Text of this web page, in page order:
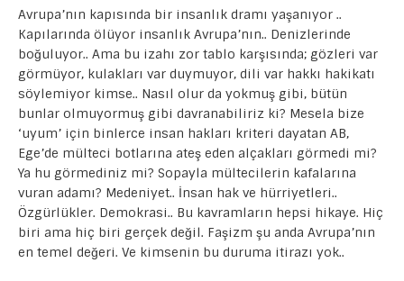
k er
Avrupa’nın kapısında bir insanlık dramı yaşanıyor ..
Kapılarında ölüyor insanlık Avrupa’nın.. Denizlerinde
boğuluyor.. Ama bu izahı zor tablo karşısında; gözleri var
görmüyor, kulakları var duymuyor, dili var hakkı hakikatı
söylemiyor kimse.. Nasıl olur da yokmuş gibi, bütün
bunlar olmuyormuş gibi davranabiliriz ki? Mesela bize
‘uyum’ için binlerce insan hakları kriteri dayatan AB,
Ege’de mülteci botlarına ateş eden alçakları görmedi mi?
Ya hu görmediniz mi? Sopayla mültecilerin kafalarına
vuran adamı? Medeniyet.. İnsan hak ve hürriyetleri..
Özgürlükler. Demokrasi.. Bu kavramların hepsi hikaye. Hiç
biri ama hiç biri gerçek değil. Faşizm şu anda Avrupa’nın
en temel değeri. Ve kimsenin bu duruma itirazı yok..